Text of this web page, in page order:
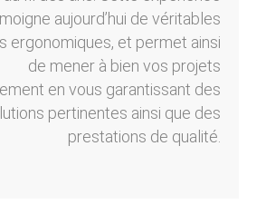
aujourd’hui de véritables
ergonomiques, et permet ainsi
de mener à bien vos projets
en vous garantissant des
pertinentes ainsi que des
prestations de qualité.